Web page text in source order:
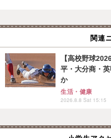
関連
【高校野球
平・大分商・
か
生活・健康
2026.8.8 Sat 15:15